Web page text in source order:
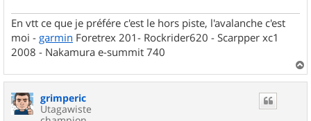
En vtt ce que je préfére c'est le hors piste, l'avalanche c'est
moi - garmin Foretrex 201- Rockrider620 - Scarpper xc1
2008 - Nakamura e-summit 740
a
grimperic
Utagawiste